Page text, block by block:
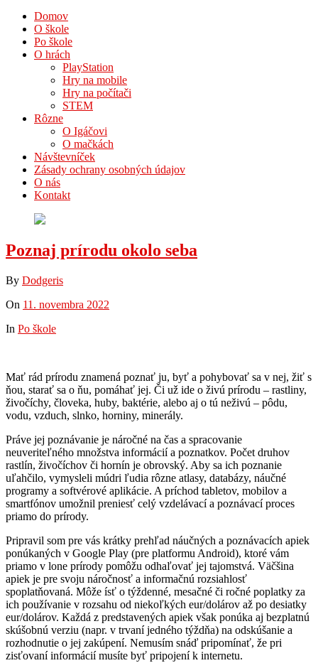
Domov
O škole
Po škole
O hrách
PlayStation
Hry na mobile
Hry na počítači
STEM
Rôzne
O Igáčovi
O mačkách
Návštevníček
Zásady ochrany osobných údajov
O nás
Kontakt
Poznaj prírodu okolo seba
By Dodgeris
On 11. novembra 2022
In Po škole
Mať rád prírodu znamená poznať ju, byť a pohybovať sa v nej, žiť s
ňou, starať sa o ňu, pomáhať jej. Či už ide o živú prírodu – rastliny,
živočíchy, človeka, huby, baktérie, alebo aj o tú neživú – pôdu,
vodu, vzduch, slnko, horniny, minerály.
Práve jej poznávanie je náročné na čas a spracovanie
neuveriteľného množstva informácií a poznatkov. Počet druhov
rastlín, živočíchov či hornín je obrovský. Aby sa ich poznanie
uľahčilo, vymysleli múdri ľudia rôzne atlasy, databázy, náučné
programy a softvérové aplikácie. A príchod tabletov, mobilov a
smartfónov umožnil preniesť celý vzdelávací a poznávací proces
priamo do prírody.
Pripravil som pre vás krátky prehľad náučných a poznávacích apiek
ponúkaných v Google Play (pre platformu Android), ktoré vám
priamo v lone prírody pomôžu odhaľovať jej tajomstvá. Väčšina
apiek je pre svoju náročnosť a informačnú rozsiahlosť
spoplatňovaná. Môže ísť o týždenné, mesačné či ročné poplatky za
ich používanie v rozsahu od niekoľkých eur/dolárov až po desiatky
eur/dolárov. Každá z predstavených apiek však ponúka aj bezplatnú
skúšobnú verziu (napr. v trvaní jedného týždňa) na odskúšanie a
rozhodnutie o jej zakúpení. Nemusím snáď pripomínať, že pri
zisťovaní informácií musíte byť pripojení k internetu.